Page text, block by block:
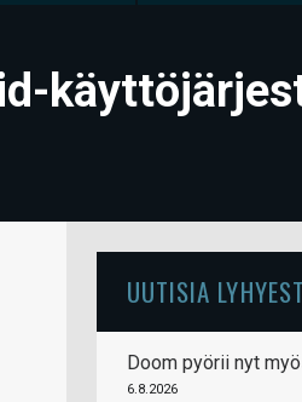
UUTISIA
Doom pyörii nyt
6.8.2026